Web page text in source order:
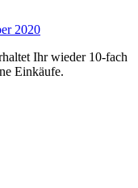
2020
Ihr wieder 10-fach
Einkäufe.